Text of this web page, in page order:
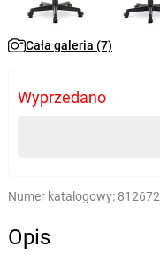
Cała galeria (7)
Wyprzedano
Numer katalogowy: 812672
Opis